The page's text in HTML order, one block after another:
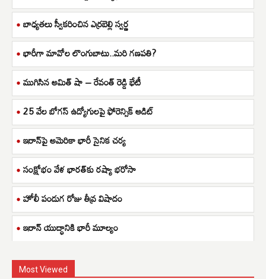
బాధ్యతలు స్వీకరించిన ఎర్రబెల్లి స్వర్ణ
భారీగా మావోల లొంగుబాటు..మరి గణపతి?
ముగిసిన అమిత్ షా – రేవంత్ రెడ్డి భేటీ
25 వేల బోగస్ ఉద్యోగులపై ఫోరెన్సిక్ ఆడిట్
ఇరాన్‌పై అమెరికా భారీ సైనిక చర్య
సంక్షోభం వేళ భారత్‌కు రష్యా భరోసా
హోలీ పండుగ రోజు తీవ్ర విషాదం
ఇరాన్ యుద్ధానికి భారీ మూల్యం
Most Viewed